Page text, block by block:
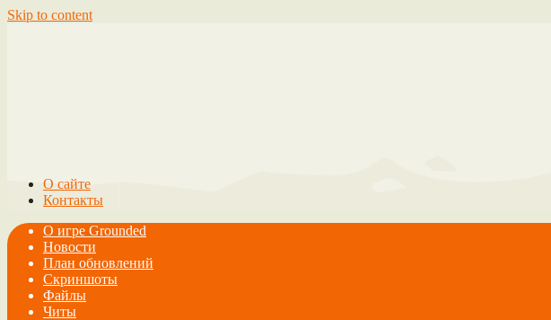
Skip to content
О сайте
Контакты
О игре Grounded
Новости
План обновлений
Скриншоты
Файлы
Читы